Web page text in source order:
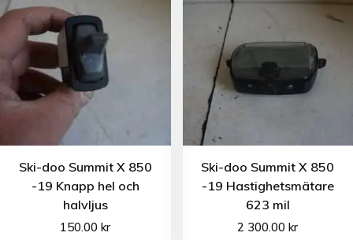
Ski-doo Summit X 850
-19 Knapp hel och
halvljus
150.00kr
Ski-doo Summit X 850
-19 Hastighetsmätare
623 mil
2 300.00kr